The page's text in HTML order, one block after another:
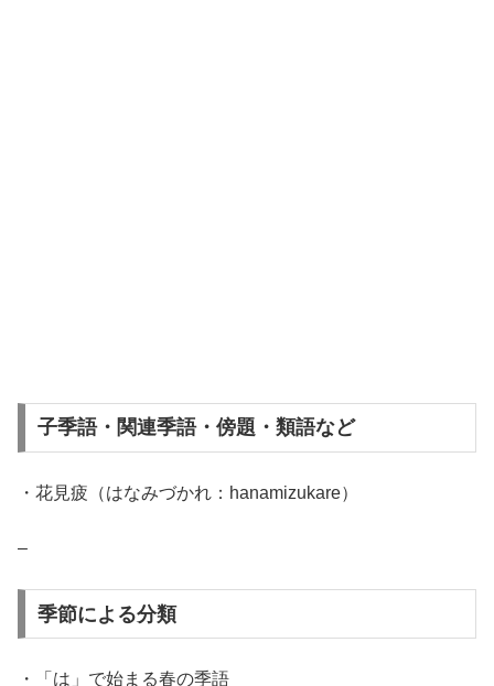
子季語・関連季語・傍題・類語など
・花見疲（はなみづかれ：hanamizukare）
–
季節による分類
・「は」で始まる春の季語